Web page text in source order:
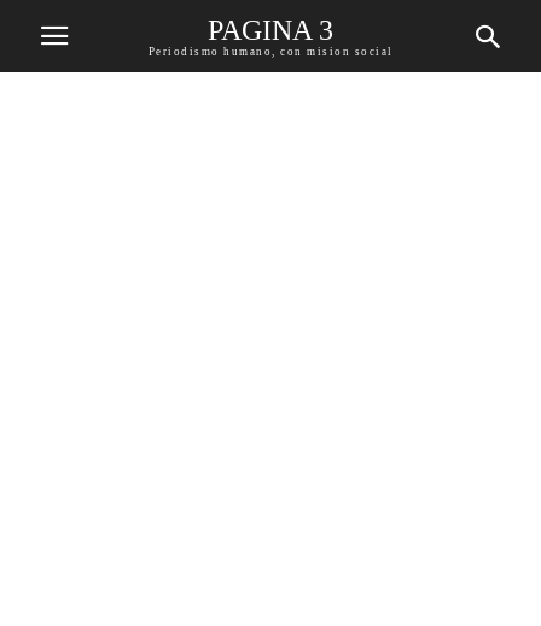
PAGINA 3
Periodismo humano, con mision social